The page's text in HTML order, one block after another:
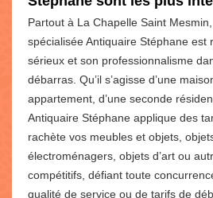
Partout à La Chapelle Saint
spécialisée Antiquaire Stéphane est
sérieux et son professionnalisme
débarras. Qu’il s’agisse d’une
appartement, d’une seconde
Antiquaire Stéphane applique des
rachète vos meubles et objets,
électroménagers, objets d’art ou
compétitifs, défiant toute
qualité de service ou de tarifs de